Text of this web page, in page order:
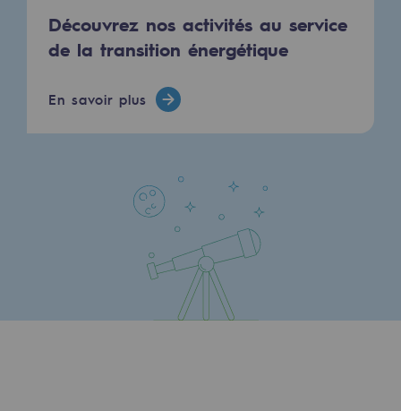
Découvrez nos activités au service
de la transition énergétique
En savoir plus